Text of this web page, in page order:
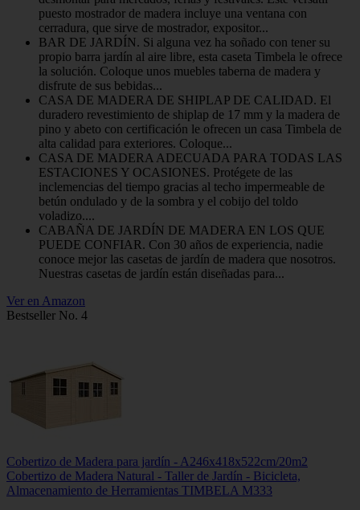
puesto mostrador de madera incluye una ventana con
cerradura, que sirve de mostrador, expositor...
BAR DE JARDÍN. Si alguna vez ha soñado con tener su
propio barra jardín al aire libre, esta caseta Timbela le ofrece
la solución. Coloque unos muebles taberna de madera y
disfrute de sus bebidas...
CASA DE MADERA DE SHIPLAP DE CALIDAD. El
duradero revestimiento de shiplap de 17 mm y la madera de
pino y abeto con certificación le ofrecen un casa Timbela de
alta calidad para exteriores. Coloque...
CASA DE MADERA ADECUADA PARA TODAS LAS
ESTACIONES Y OCASIONES. Protégete de las
inclemencias del tiempo gracias al techo impermeable de
betún ondulado y de la sombra y el cobijo del toldo
voladizo....
CABAÑA DE JARDÍN DE MADERA EN LOS QUE
PUEDE CONFIAR. Con 30 años de experiencia, nadie
conoce mejor las casetas de jardín de madera que nosotros.
Nuestras casetas de jardín están diseñadas para...
Ver en Amazon
Bestseller No. 4
Cobertizo de Madera para jardín - A246x418x522cm/20m2
Cobertizo de Madera Natural - Taller de Jardín - Bicicleta,
Almacenamiento de Herramientas TIMBELA M333